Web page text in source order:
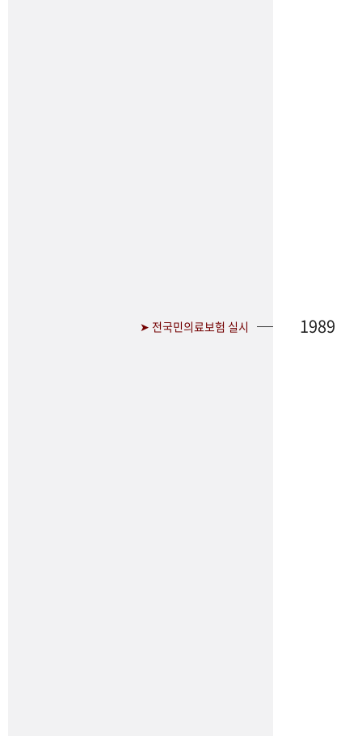
➤ 전국민의료보험 실시 1989